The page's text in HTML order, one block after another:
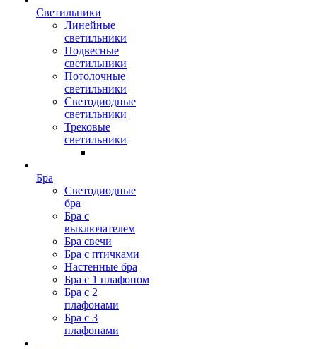
Светильники
Линейные
светильники
Подвесные
светильники
Потолочные
светильники
Светодиодные
светильники
Трековые
светильники
Бра
Светодиодные
бра
Бра с
выключателем
Бра свечи
Бра с птичками
Настенные бра
Бра с 1 плафоном
Бра с 2
плафонами
Бра с 3
плафонами